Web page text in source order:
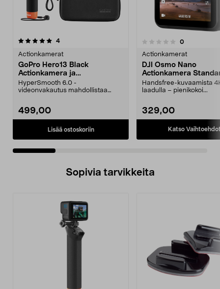
4arvostelut
Actionkamerat
GoPro Hero13 Black
Actionkamera ja
tarvikepaketti
HyperSmooth 6.0 -
videonvakautus mahdollistaa
499,00
Lisää ostoskoriin
0.0 viidestä
0arvostelut
Actionkamerat
DJI Osmo Nano
Actionkamera
Combo
Handsfree-kuvaamista
laadulla – pienikokoi...
329,00
Katso
0.0 viidestä
Sopivia tarvikkeita